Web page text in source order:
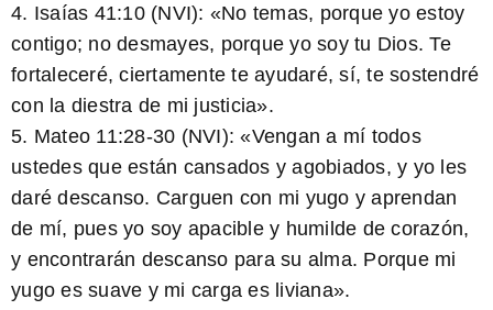
4. Isaías 41:10 (NVI): «No temas, porque yo estoy
contigo; no desmayes, porque yo soy tu Dios. Te
fortaleceré, ciertamente te ayudaré, sí, te sostendré
con la diestra de mi justicia».
5. Mateo 11:28-30 (NVI): «Vengan a mí todos
ustedes que están cansados y agobiados, y yo les
daré descanso. Carguen con mi yugo y aprendan
de mí, pues yo soy apacible y humilde de corazón,
y encontrarán descanso para su alma. Porque mi
yugo es suave y mi carga es liviana».